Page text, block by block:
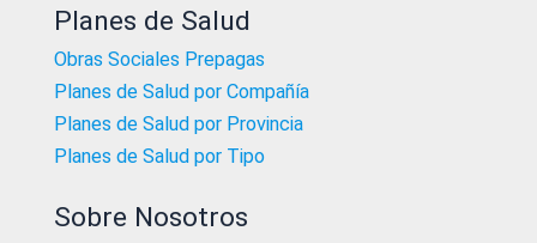
Planes de Salud
Obras Sociales Prepagas
Planes de Salud por Compañía
Planes de Salud por Provincia
Planes de Salud por Tipo
Sobre Nosotros